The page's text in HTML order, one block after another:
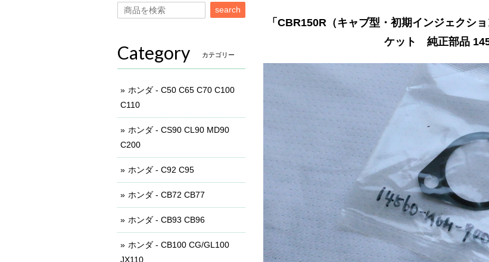
「CBR150R（キャブ型・初期インジェク
ケット 純正部品
search
Category カテゴリー
ホンダ - C50 C65 C70 C100
C110
ホンダ - CS90 CL90 MD90
C200
ホンダ - C92 C95
ホンダ - CB72 CB77
ホンダ - CB93 CB96
ホンダ - CB100 CG/GL100
JX110